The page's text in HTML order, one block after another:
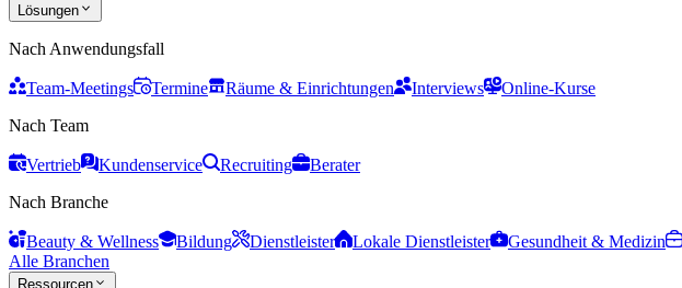
Lösungen
Nach Anwendungsfall
Team-Meetings Termine Räume & Einrichtungen Interviews
Online-Kurse
Nach Team
Vertrieb Kundenservice Recruiting
Berater
Nach Branche
Beauty & Wellness Bildung Dienstleister Lokale Dienstleister Gesundheit & Medizin
Alle Branchen
Ressourcen